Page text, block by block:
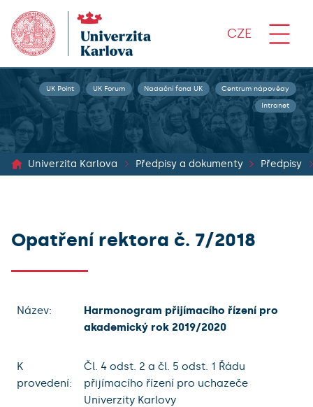
CZE
UK Point UK Forum Nadační fond UK Centrum nápovědy
Intranet
Univerzita Karlova Předpisy a dokumenty Předpisy
Opatření rektora č. 7/2018
Název:
Harmonogram přijímacího řízení pro
akademický rok 2019/2020
K
provedení:
Čl. 4 odst. 2 a čl. 5 odst. 1 Řádu
přijímacího řízení pro uchazeče
Univerzity Karlovy